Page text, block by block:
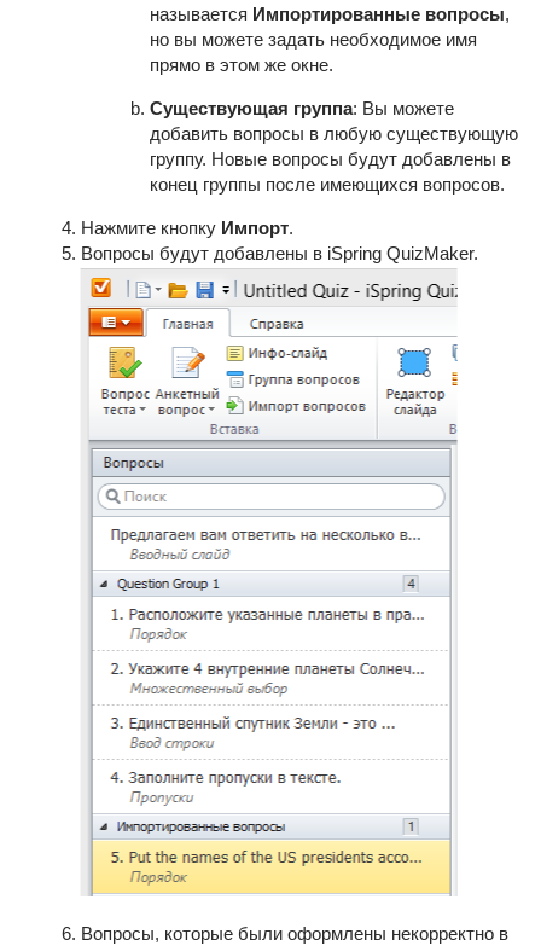
называется Импортированные вопросы,
но вы можете задать необходимое имя
прямо в этом же окне.
Существующая группа: Вы можете
добавить вопросы в любую существующую
группу. Новые вопросы будут добавлены в
конец группы после имеющихся вопросов.
Нажмите кнопку Импорт.
Вопросы будут добавлены в iSpring QuizMaker.
Вопросы, которые были оформлены некорректно в